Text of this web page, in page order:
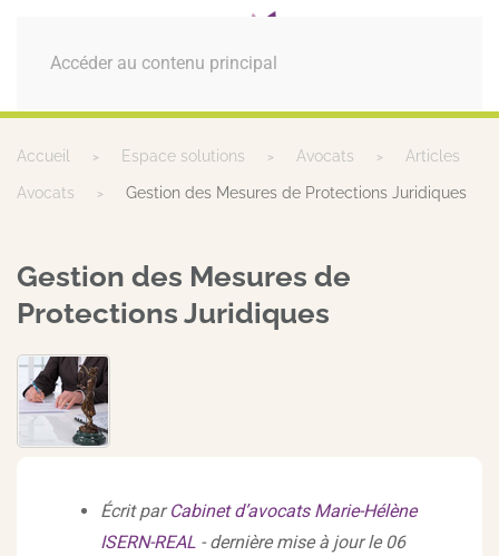
Accéder au contenu principal
MENU
Accueil Espace solutions Avocats Articles
Avocats Gestion des Mesures de Protections Juridiques
Gestion des Mesures de
Protections Juridiques
Écrit par Cabinet d’avocats Marie-Hélène
ISERN-REAL - dernière mise à jour le 06